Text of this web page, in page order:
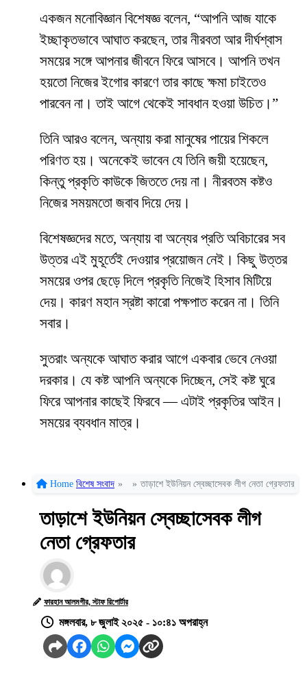
একজন মনোবিজ্ঞান বিশেষজ্ঞ বলেন, “আপনি আজ যাকে
ইচ্ছাকৃতভাবে আঘাত করছেন, তার নীরবতা আর দীর্ঘশ্বাস
সময়ের সঙ্গে আপনার জীবনে ফিরে আসবে। আপনি তখন
হয়তো নিজের ইগোর কারণে তার কাছে ক্ষমা চাইতেও
পারবেন না। তাই আগে থেকেই সাবধান হওয়া উচিত।”
তিনি আরও বলেন, অন্যায় করা মানুষের পায়ের শিকলে
পরিণত হয়। অনেকেই ভাবেন যে তিনি জয়ী হয়েছেন,
কিন্তু প্রকৃতি কাউকে জিততে দেয় না। নীরবতম কষ্টও
নিজের সময়মতো জবাব দিয়ে দেয়।
বিশেষজ্ঞদের মতে, অন্যায় বা অন্যের প্রতি অবিচারের সব
উত্তর এই মুহূর্তেই দেওয়ার প্রয়োজন নেই। কিছু উত্তর
সময়ের ওপর ছেড়ে দিলে প্রকৃতি নিজেই হিসাব মিটিয়ে
দেয়। কারণ মহান স্রষ্টা কারো পক্ষপাত করেন না। তিনি
সবার।
সুতরাং অন্যকে আঘাত করার আগে একবার ভেবে নেওয়া
দরকার। যে কষ্ট আপনি অন্যকে দিচ্ছেন, সেই কষ্ট ঘুরে
ফিরে আপনার কাছেই ফিরবে — এটাই প্রকৃতির আইন।
সময়ের ব্যবধান মাত্র।
Home বিশেষ সংবাদ » » তাড়াশে ইউনিয়ন স্বেচ্ছাসেবক লীগ নেতা গ্রেফতার
তাড়াশে ইউনিয়ন স্বেচ্ছাসেবক লীগ
নেতা গ্রেফতার
ফারহান আলমগীর, স্টাফ রিপোর্টার
মঙ্গলবার, ৮ জুলাই ২০২৫ - ১০:৪১ অপরাহ্ন